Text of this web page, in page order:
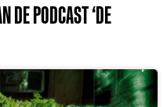
DE PODCAST ‘DE